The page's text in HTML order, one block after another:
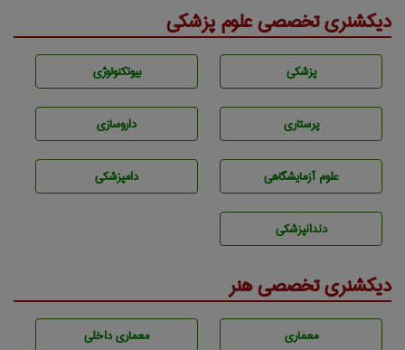
دیکشنری تخصصی علوم پزشکی
پزشكی بيوتكنولوژی
پرستاری داروسازی
علوم آزمايشگاهی دامپزشكی
دندانپزشكی
دیکشنری تخصصی هنر
معماری معماری داخلی